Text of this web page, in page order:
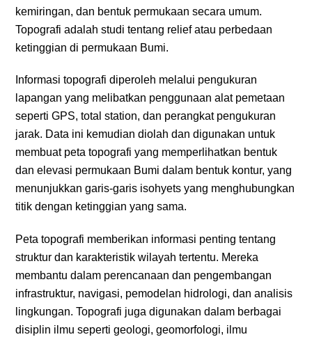
kemiringan, dan bentuk permukaan secara umum.
Topografi adalah studi tentang relief atau perbedaan
ketinggian di permukaan Bumi.
Informasi topografi diperoleh melalui pengukuran
lapangan yang melibatkan penggunaan alat pemetaan
seperti GPS, total station, dan perangkat pengukuran
jarak. Data ini kemudian diolah dan digunakan untuk
membuat peta topografi yang memperlihatkan bentuk
dan elevasi permukaan Bumi dalam bentuk kontur, yang
menunjukkan garis-garis isohyets yang menghubungkan
titik dengan ketinggian yang sama.
Peta topografi memberikan informasi penting tentang
struktur dan karakteristik wilayah tertentu. Mereka
membantu dalam perencanaan dan pengembangan
infrastruktur, navigasi, pemodelan hidrologi, dan analisis
lingkungan. Topografi juga digunakan dalam berbagai
disiplin ilmu seperti geologi, geomorfologi, ilmu